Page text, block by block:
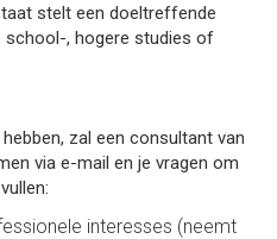
stelt een doeltreffende
school-, hogere studies of
zal een consultant van
via e-mail en je vragen om
interesses (neemt